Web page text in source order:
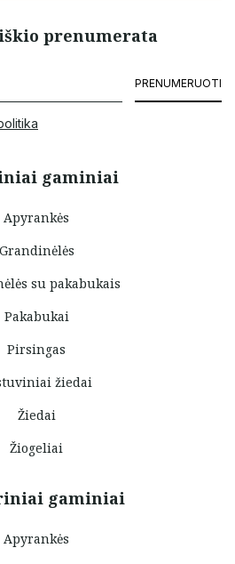
gaminiai
Apyrankės
Grandinėlės
su pakabukais
Pakabukai
Pirsingas
žiedai
Žiedai
Žiogeliai
gaminiai
Apyrankės
prenumerata
PRENUMERUOTI